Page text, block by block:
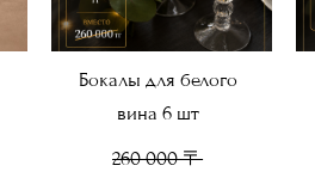
Бокалы для белого
вина 6 шт
260 000 〒